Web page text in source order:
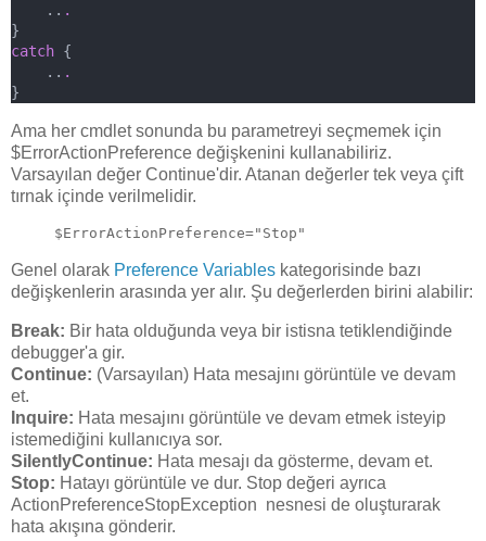
.. .
}
catch {
.. .
}
Ama her cmdlet sonunda bu parametreyi seçmemek için
$ErrorActionPreference değişkenini kullanabiliriz.
Varsayılan değer Continue'dir. Atanan değerler tek veya çift
tırnak içinde verilmelidir.
$ErrorActionPreference="Stop"
Genel olarak Preference Variables kategorisinde bazı
değişkenlerin arasında yer alır. Şu değerlerden birini alabilir:
Break: Bir hata olduğunda veya bir istisna tetiklendiğinde
debugger'a gir.
Continue: (Varsayılan) Hata mesajını görüntüle ve devam
et.
Inquire: Hata mesajını görüntüle ve devam etmek isteyip
istemediğini kullanıcıya sor.
SilentlyContinue: Hata mesajı da gösterme, devam et.
Stop: Hatayı görüntüle ve dur. Stop değeri ayrıca
ActionPreferenceStopException nesnesi de oluşturarak
hata akışına gönderir.